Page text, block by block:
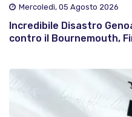
Mercoledì, 05 Agosto 2026
Incredibile Disastro
contro il Bournemouth,